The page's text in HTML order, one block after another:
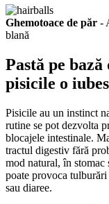
Ghemotoace de păr -
blană
Pastă pe bază
pisicile o
Pisicile au un instinct
rutine se pot dezvolta
blocajele intestinale.
tractul digestiv fără
mod natural, în stomac
poate provoca
sau diaree.